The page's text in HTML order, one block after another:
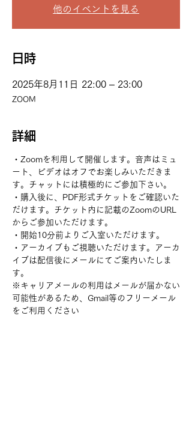
他のイベントを見る
日時
2025年8月11日 22:00 – 23:00
ZOOM
詳細
・Zoomを利用して開催します。音声はミュ
ート、ビデオはオフでお楽しみいただきま
す。チャットには積極的にご参加下さい。
・購入後に、PDF形式チケットをご確認いた
だけます。チケット内に記載のZoomのURL
からご参加いただけます。
・開始10分前よりご入室いただけます。
・アーカイブもご視聴いただけます。アーカ
イブは配信後にメールにてご案内いたしま
す。
※キャリアメールの利用はメールが届かない
可能性があるため、Gmail等のフリーメール
をご利用ください